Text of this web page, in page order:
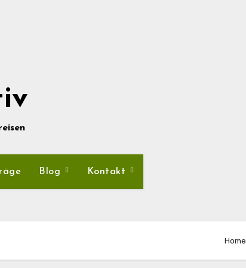
Blog Kontakt
Home